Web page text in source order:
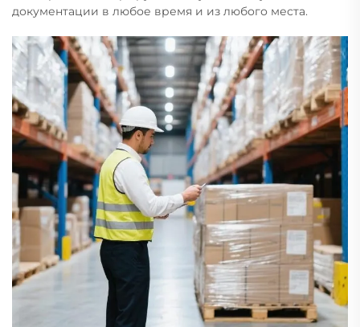
документации в любое время и из любого места.